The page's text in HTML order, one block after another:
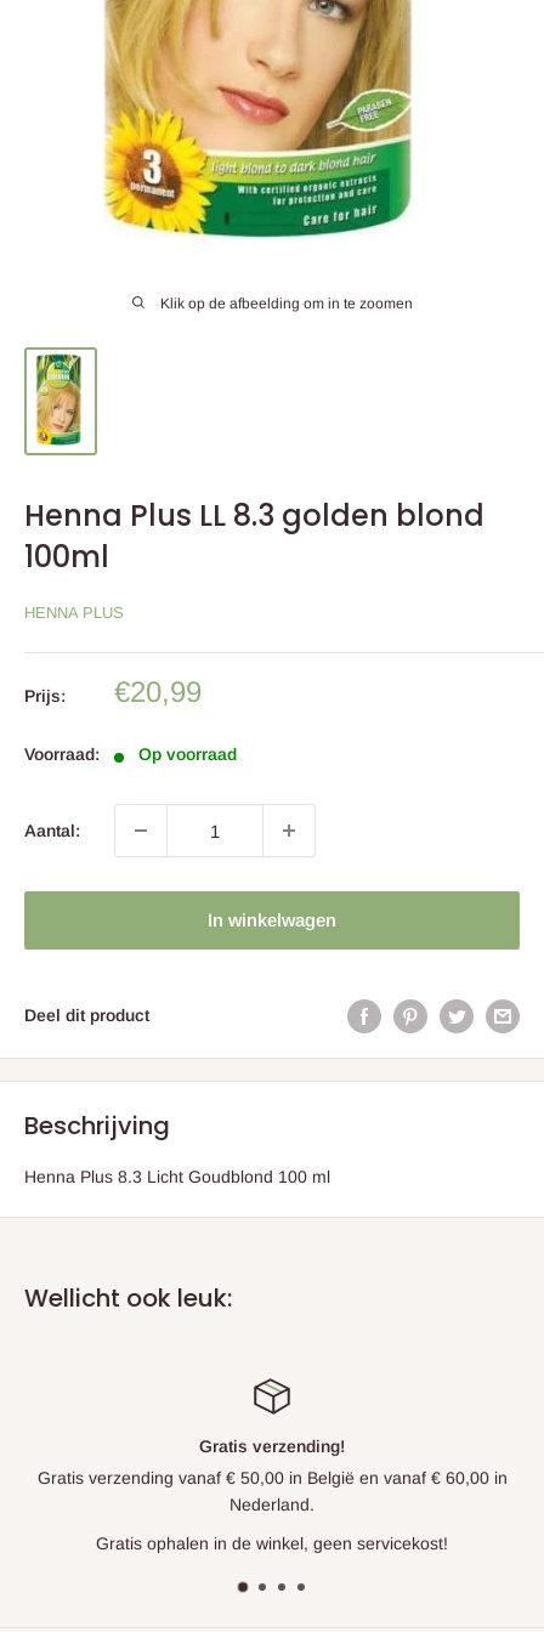
Klik op de afbeelding om in te zoomen
Henna Plus LL 8.3 golden blond
100ml
HENNA PLUS
Prijs:
Sale
€20,99
Voorraad: Op voorraad
Aantal:
In winkelwagen
Deel dit product
Beschrijving
Henna Plus 8.3 Licht Goudblond 100 ml
Wellicht ook leuk:
Gratis verzending!
Gratis verzending vanaf € 50,00 in België en vanaf € 60,00 in
Nederland.
Gratis ophalen in de winkel, geen servicekost!